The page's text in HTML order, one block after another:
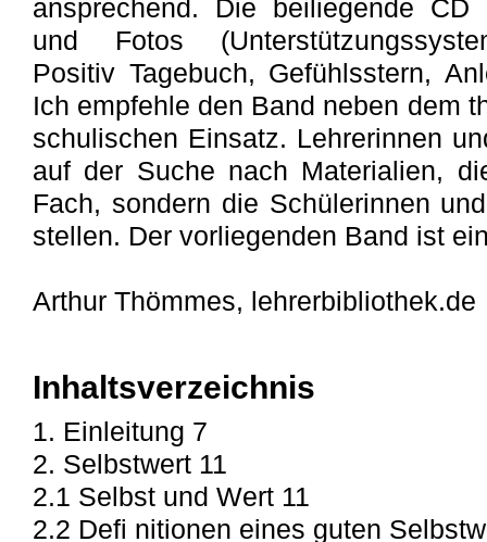
ansprechend. Die beiliegende CD
und Fotos
Positiv Tagebuch, Gefühlsstern,
Ich empfehle den Band neben dem
schulischen Einsatz. Lehrerinnen
auf der Suche nach Materialien,
Fach, sondern die Schülerinnen
stellen. Der vorliegenden Band ist
Arthur Thömmes, lehrerbibliothek.de
Inhaltsverzeichnis
1. Einleitung 7
2. Selbstwert 11
2.1 Selbst und Wert 11
2.2 Defi nitionen eines guten